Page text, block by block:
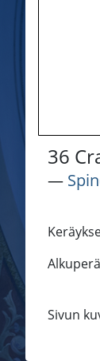
36
―
Sivun